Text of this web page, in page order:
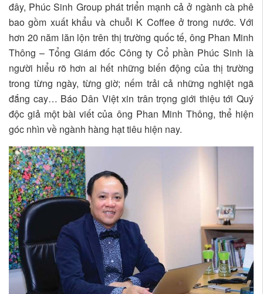
đây, Phúc Sinh Group phát triển mạnh cả ở ngành cà phê
bao gồm xuất khẩu và chuỗi K Coffee ở trong nước. Với
hơn 20 năm lăn lộn trên thị trường quốc tế, ông Phan Minh
Thông – Tổng Giám đốc Công ty Cổ phần Phúc Sinh là
người hiểu rõ hơn ai hết những biến động của thị trường
trong từng ngày, từng giờ; nếm trải cả những nghiệt ngã
đắng cay… Báo Dân Việt xin trân trọng giới thiệu tới Quý
độc giả một bài viết của ông Phan Minh Thông, thể hiện
góc nhìn về ngành hàng hạt tiêu hiện nay.